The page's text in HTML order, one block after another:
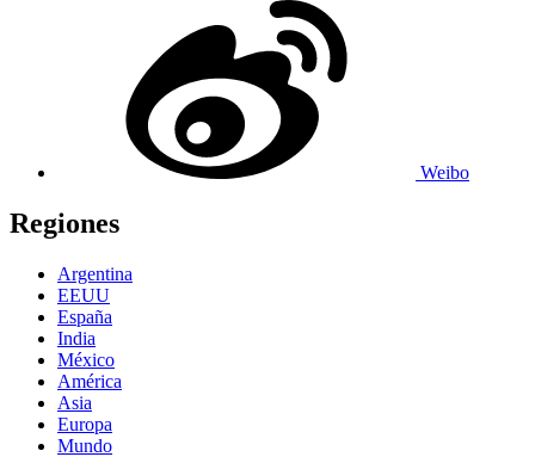
Weibo
Regiones
Argentina
EEUU
España
India
México
América
Asia
Europa
Mundo